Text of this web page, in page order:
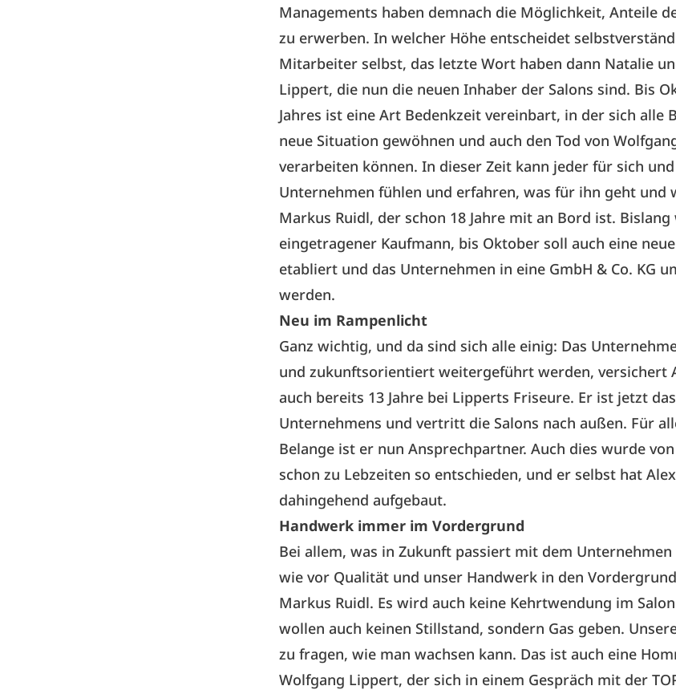
Managements haben demnach die Möglichkeit, Anteile
zu erwerben. In welcher Höhe entscheidet
Mitarbeiter selbst, das letzte Wort haben dann Natalie
Lippert, die nun die neuen Inhaber der Salons sind. Bis
Jahres ist eine Art Bedenkzeit vereinbart, in der sich alle
neue Situation gewöhnen und auch den Tod von
verarbeiten können. In dieser Zeit kann jeder für sich
Unternehmen fühlen und erfahren, was für ihn geht und
Markus Ruidl, der schon 18 Jahre mit an Bord ist.
eingetragener Kaufmann, bis Oktober soll auch eine
etabliert und das Unternehmen in eine GmbH & Co. KG
werden.
Neu im Rampenlicht
Ganz wichtig, und da sind sich alle einig: Das
und zukunftsorientiert weitergeführt werden, versichert
auch bereits 13 Jahre bei Lipperts Friseure. Er ist jetzt
Unternehmens und vertritt die Salons nach außen. Für
Belange ist er nun Ansprechpartner. Auch dies wurde
schon zu Lebzeiten so entschieden, und er selbst hat
dahingehend aufgebaut.
Handwerk immer im Vordergrund
Bei allem, was in Zukunft passiert mit dem
wie vor Qualität und unser Handwerk in den
Markus Ruidl. Es wird auch keine Kehrtwendung im
wollen auch keinen Stillstand, sondern Gas geben.
zu fragen, wie man wachsen kann. Das ist auch eine
Wolfgang Lippert, der sich in einem Gespräch mit der